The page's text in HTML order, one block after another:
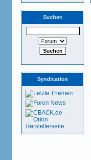
Suchen
Syndication